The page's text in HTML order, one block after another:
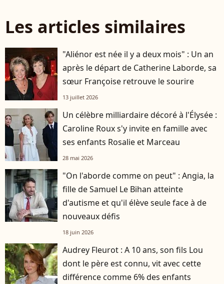
Les articles similaires
"Aliénor est née il y a deux mois" : Un an
après le départ de Catherine Laborde, sa
sœur Françoise retrouve le sourire
13 juillet 2026
Un célèbre milliardaire décoré à l'Élysée :
Caroline Roux s'y invite en famille avec
ses enfants Rosalie et Marceau
28 mai 2026
"On l'aborde comme on peut" : Angia, la
fille de Samuel Le Bihan atteinte
d'autisme et qu'il élève seule face à de
nouveaux défis
18 juin 2026
Audrey Fleurot : A 10 ans, son fils Lou
dont le père est connu, vit avec cette
différence comme 6% des enfants